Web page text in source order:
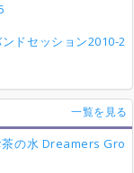
ドセッション2010-2
一覧を見る
の水 Dreamers Gro